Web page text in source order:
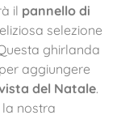
il pannello di
selezione
ghirlanda
aggiungere
del Natale.
nostra